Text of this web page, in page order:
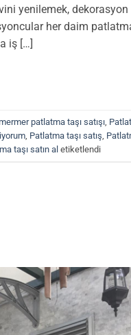
yenilemek, dekorasyon
her daim
iş […]
patlatma taşı satışı
Patlatma taşı satış
taşı satın al etiketlendi